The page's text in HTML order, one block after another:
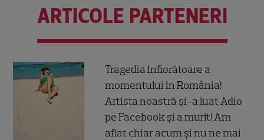
ARTICOLE PARTENERI
Tragedia înfiorătoare a
momentului în România!
Artista noastră și-a luat Adio
pe Facebook și a murit! Am
aflat chiar acum și nu ne mai